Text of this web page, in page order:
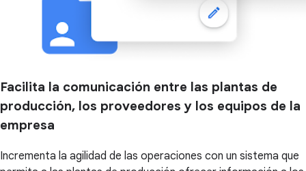
Facilita la comunicación entre las plantas de
producción, los proveedores y los equipos de la
empresa
Incrementa la agilidad de las operaciones con un sistema que